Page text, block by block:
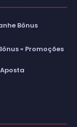
Bônus
» Promoções